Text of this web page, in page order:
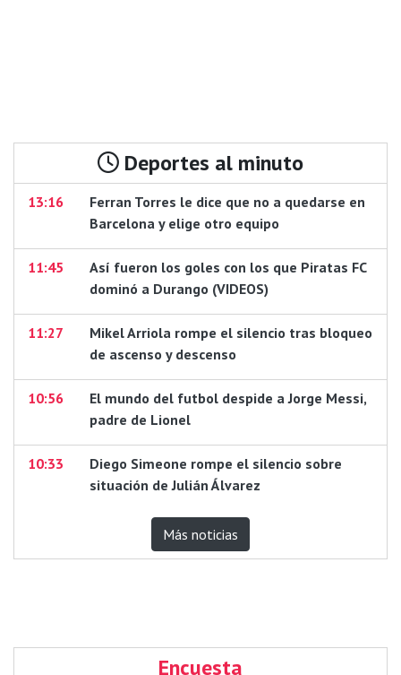
Deportes al minuto
13:16
Ferran Torres le dice que no a quedarse en
Barcelona y elige otro equipo
11:45
Así fueron los goles con los que Piratas FC
dominó a Durango (VIDEOS)
11:27
Mikel Arriola rompe el silencio tras bloqueo
de ascenso y descenso
10:56
El mundo del futbol despide a Jorge Messi,
padre de Lionel
10:33
Diego Simeone rompe el silencio sobre
situación de Julián Álvarez
Más noticias
Encuesta